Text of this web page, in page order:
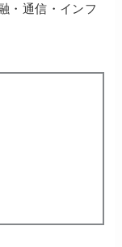
・通信・インフ